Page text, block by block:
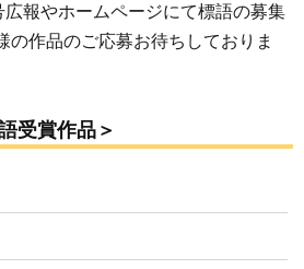
報やホームページにて標語の募集
の作品のご応募お待ちしておりま
受賞作品＞